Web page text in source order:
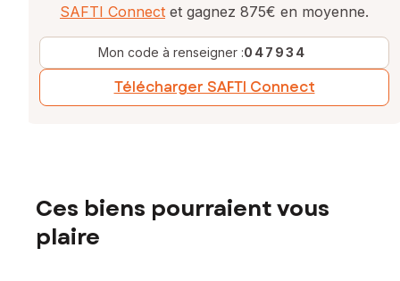
SAFTI Connect et gagnez 875€ en moyenne.
Mon code à renseigner :047934
Télécharger SAFTI Connect
Ces biens pourraient vous
plaire